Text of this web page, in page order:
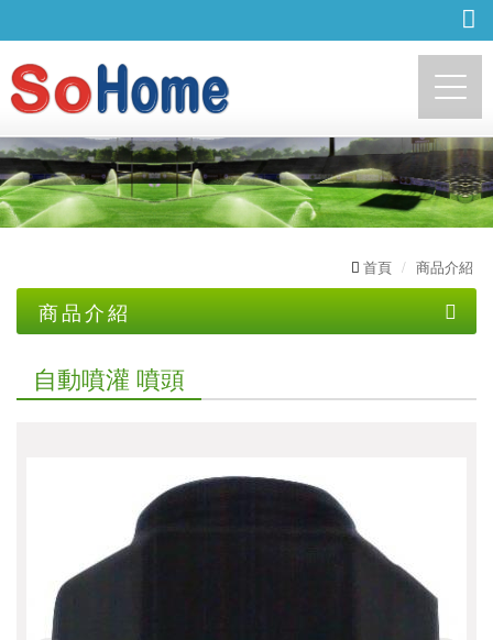
http://sohome.com.tw
首頁 商品介紹
商品介紹
自動噴灌 電磁閥
自動噴灌 過濾器
自動噴灌設備
自動噴灌 滴灌 微噴霧
晴雨器
自動噴灌 噴頭